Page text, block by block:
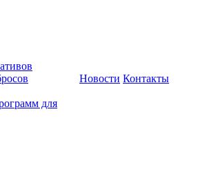
для
Новости Контакты